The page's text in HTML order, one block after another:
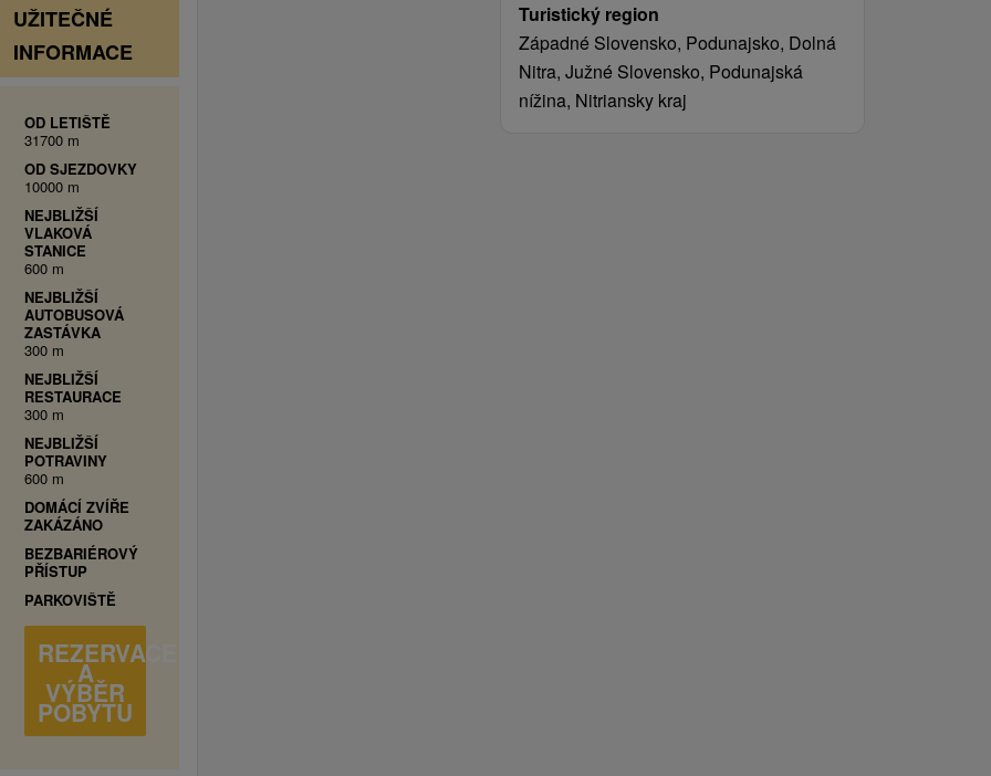
Turistický region
Západné Slovensko, Podunajsko, Dolná
Nitra, Južné Slovensko, Podunajská
nížina, Nitriansky kraj
UŽITEČNÉ
INFORMACE
OD LETIŠTĚ
31700 m
OD SJEZDOVKY
10000 m
NEJBLIŽŠÍ
VLAKOVÁ
STANICE
600 m
NEJBLIŽŠÍ
AUTOBUSOVÁ
ZASTÁVKA
300 m
NEJBLIŽŠÍ
RESTAURACE
300 m
NEJBLIŽŠÍ
POTRAVINY
600 m
DOMÁCÍ ZVÍŘE
ZAKÁZÁNO
BEZBARIÉROVÝ
PŘÍSTUP
PARKOVIŠTĚ
REZERVACE
A
VÝBĚR
POBYTU